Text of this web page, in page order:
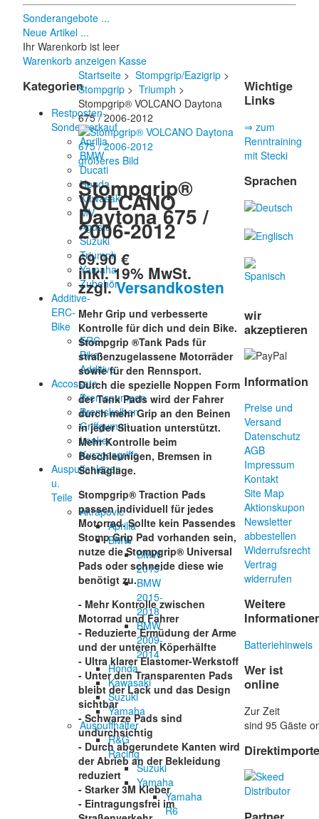
Sonderangebote ...
Neue Artikel ...
Ihr Warenkorb ist leer
Warenkorb anzeigen Kasse
Kategorien
Restposten-
Sonderverkauf
Aprilia
BMW
Ducati
Honda
Kawasaki
MV
Agusta
Suzuki
Triumph
Yamaha
Zubehör
Additive-
ERC-
Bike
ERC-
Bike
Additive
Accossato
Bremspumpen
Bremskolben
Griffgummi
Lenker
Kurzgasgriffe
Auspuffanlagen
u.
Teile
Akrapovic
Aprilia
BMW
BMW
2019-
BMW
2015-
2018
BMW
2009-
2014
Honda
Kawasaki
Suzuki
Yamaha
Auspuffhalter
R&G
Racing
Suzuki
Yamaha
Yamaha
R6
Startseite> Stompgrip/Eazigrip>
Stompgrip> Triumph >
Stompgrip® VOLCANO Daytona
675 / 2006-2012
größeres Bild
Stompgrip®
VOLCANO
Daytona 675 /
2006-2012
69.90 €
inkl. 19% MwSt.
zzgl.Versandkosten
Mehr Grip und verbesserte
Kontrolle für dich und dein Bike.
Stompgrip ®Tank Pads für
straßenzugelassene Motorräder
sowie für den Rennsport.
Durch die spezielle Noppen Form
der Tank Pads wird der Fahrer
durch mehr Grip an den Beinen
in jeder Situation unterstützt.
Mehr Kontrolle beim
Beschleunigen, Bremsen in
Schräglage.
Stompgrip® Traction Pads
passen individuell für jedes
Motorrad. Sollte kein Passendes
Stomp Grip Pad vorhanden sein,
nutze die Stompgrip® Universal
Pads oder schneide diese wie
benötigt zu.
- Mehr Kontrolle zwischen
Motorrad und Fahrer
- Reduzierte Ermüdung der Arme
und der unteren Köperhälfte
- Ultra klarer Elastomer-Werkstoff
- Unter den Transparenten Pads
bleibt der Lack und das Design
sichtbar
- Schwarze Pads sind
undurchsichtig
- Durch abgerundete Kanten wird
der Abrieb an der Bekleidung
reduziert
- Starker 3M Kleber
- Eintragungsfrei im
Wichtige
Links
⇒ zum
Renntraining
mit Stecki
Sprachen
wir
akzeptieren
Information
Preise und
Versand
Datenschutz
AGB
Impressum
Kontakt
Site Map
Aktionskupon
Newsletter
abbestellen
Widerrufsrecht
Vertrag
widerrufen
Weitere
Batteriehinweis
Wer ist
online
Zur Zeit
sind 95 Gäste